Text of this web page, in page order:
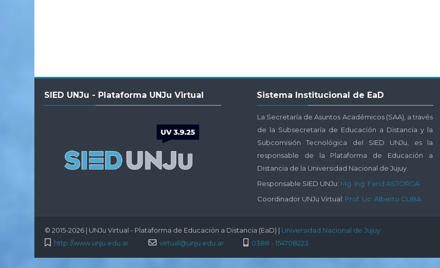
SIEDSIED UNJu - Plataforma UNJu Virtual
Sistema
Sistema Institucional de EaD
La Secretaría de Asuntos Académicos (SAA), a través
de la Subsecretaría de Educación a Distancia y la
Subcomisión Tecnológica del SIED UNJu, es la
responsable de la Plataforma de Educación a
Distancia de la Universidad Nacional de Jujuy.
Responsable SIED UNJu: Mg. Ing. Farid ASTORGA
Coordinador UNJu Virtual: Prof. Lic. Alberto CUBA
© 2015-2026 | UNJu Virtual - Plataforma de Educación a Distancia (EaD) | Universidad Nacional de Jujuy
http://www.unju.edu.ar
virtual@unju.edu.ar 0388 - 154708223